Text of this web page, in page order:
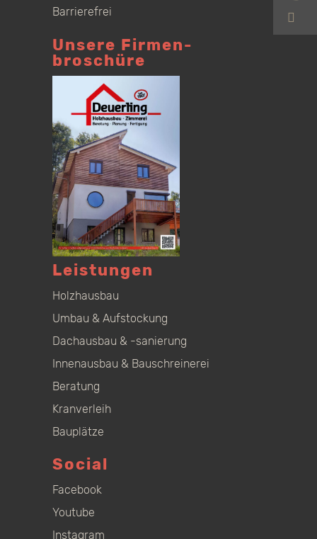
Barrierefrei
Unsere Firmen­
broschüre
Leistungen
Holzhausbau
Umbau & Aufstockung
Dachausbau & -sanierung
Innenausbau & Bauschreinerei
Beratung
Kranverleih
Bauplätze
Social
Facebook
Youtube
Instagram